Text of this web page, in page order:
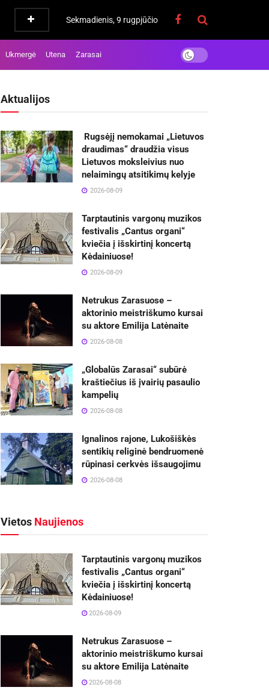
Sekmadienis, 9 rugpjūčio
Ukmergė Utena Zarasai
Aktualijos
Rugsėjį nemokamai „Lietuvos
draudimas“ draudžia visus
Lietuvos moksleivius nuo
nelaimingų atsitikimų kelyje
2026-08-09
Tarptautinis vargonų muzikos
festivalis „Cantus organi“
kviečia į išskirtinį koncertą
Kėdainiuose!
2026-08-09
Netrukus Zarasuose –
aktorinio meistriškumo kursai
su aktore Emilija Latėnaite
2026-08-08
„Globalūs Zarasai“ subūrė
kraštiečius iš įvairių pasaulio
kampelių
2026-08-08
Ignalinos rajone, Lukošiškės
sentikių religinė bendruomenė
rūpinasi cerkvės išsaugojimu
2026-08-08
Vietos Naujienos
Tarptautinis vargonų muzikos
festivalis „Cantus organi“
kviečia į išskirtinį koncertą
Kėdainiuose!
2026-08-09
Netrukus Zarasuose –
aktorinio meistriškumo kursai
su aktore Emilija Latėnaite
2026-08-08